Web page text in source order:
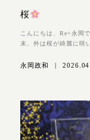
桜
こんにちは、Re+永岡
末、外は桜が綺麗に咲
永岡政和 |